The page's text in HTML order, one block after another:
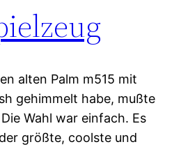
alten Palm m515 mit
gehimmelt habe, mußte
Wahl war einfach. Es
größte, coolste und